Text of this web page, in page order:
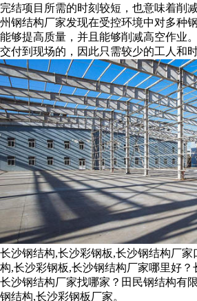
完结项目所需的时刻较短，也意味着削
州钢结构厂家发现在受控环境中对多种
能够提高质量，并且能够削减高空作业
交付到现场的，因此只需较少的工人和
长沙钢结构,长沙彩钢板,长沙钢结构厂
构,长沙彩钢板,长沙钢结构厂家哪里好？
长沙钢结构厂家找哪家？田民钢结构有
钢结构,长沙彩钢板厂家。